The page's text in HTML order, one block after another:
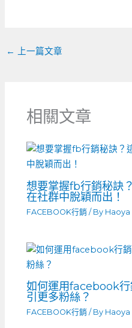
← 上一篇文章
相關文章
想要掌握fb行銷秘訣
在社群中脫穎而出！
FACEBOOK行銷 / By Haoya
如何運用facebook行
引更多粉絲？
FACEBOOK行銷 / By Haoya